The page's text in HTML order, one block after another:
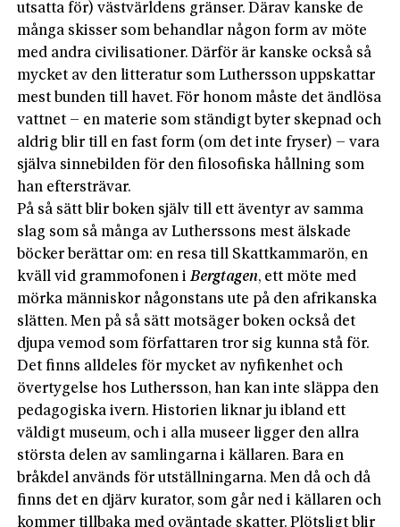
utsatta för) västvärldens gränser. Därav kanske de
många skisser som behandlar någon form av möte
med andra civilisationer. Därför är kanske också så
mycket av den litteratur som Luthersson uppskattar
mest bunden till havet. För honom måste det ändlösa
vattnet – en materie som ständigt byter skepnad och
aldrig blir till en fast form (om det inte fryser) – vara
själva sinnebilden för den filosofiska hållning som
han eftersträvar.
På så sätt blir boken själv till ett äventyr av samma
slag som så många av Lutherssons mest älskade
böcker berättar om: en resa till Skattkammarön, en
kväll vid grammofonen iBergtagen, ett möte med
mörka människor någonstans ute på den afrikanska
slätten. Men på så sätt motsäger boken också det
djupa vemod som författaren tror sig kunna stå för.
Det finns alldeles för mycket av nyfikenhet och
övertygelse hos Luthersson, han kan inte släppa den
pedagogiska ivern. Historien liknar ju ibland ett
väldigt museum, och i alla museer ligger den allra
största delen av samlingarna i källaren. Bara en
bråkdel används för utställningarna. Men då och då
finns det en djärv kurator, som går ned i källaren och
kommer tillbaka med oväntade skatter. Plötsligt blir